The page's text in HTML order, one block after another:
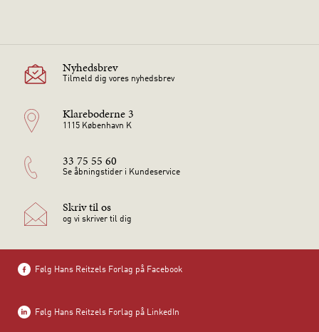
Nyhedsbrev
Tilmeld dig vores nyhedsbrev
Klareboderne 3
1115 København K
33 75 55 60
Se åbningstider i Kundeservice
Skriv til os
og vi skriver til dig
Følg Hans Reitzels Forlag på Facebook
Følg Hans Reitzels Forlag på LinkedIn